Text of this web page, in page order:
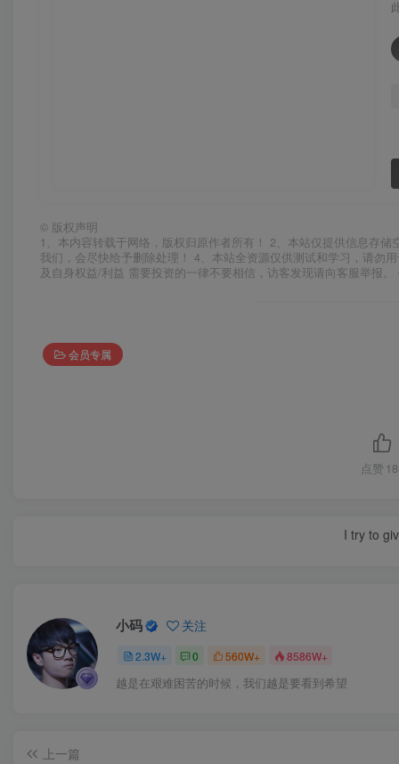
© 版权声明
1、本内容转载于网络，版权归原作者所有！ 2、本站仅提供信息存
我们，会尽快给予删除处理！ 4、本站全资源仅供测试和学习，请勿
及自身权益/利益 需要投资的一律不要相信，访客发现请向客服举报
会员专属
点赞
I try to
小码 关注
2.3W+ 0 560W+ 8586W+
越是在艰难困苦的时候，我们越是要看到希望
上一篇